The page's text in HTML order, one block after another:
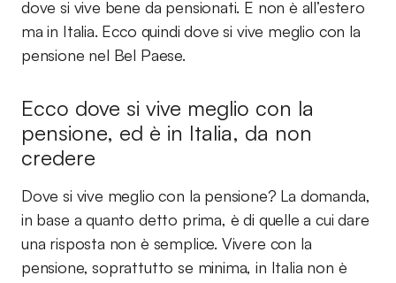
dove si vive bene da pensionati. E non è all’estero
ma in Italia. Ecco quindi dove si vive meglio con la
pensione nel Bel Paese.
Ecco dove si vive meglio con la
pensione, ed è in Italia, da non
credere
Dove si vive meglio con la pensione? La domanda,
in base a quanto detto prima, è di quelle a cui dare
una risposta non è semplice. Vivere con la
pensione, soprattutto se minima, in Italia non è